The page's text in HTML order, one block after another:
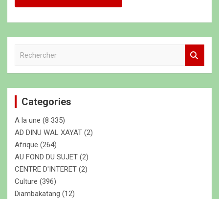
e
c
h
e
r
Categories
A la une (8 335)
AD DINU WAL XAYAT (2)
Afrique (264)
AU FOND DU SUJET (2)
CENTRE D'INTERET (2)
Culture (396)
Diambakatang (12)